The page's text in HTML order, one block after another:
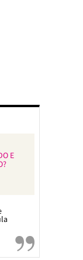
E